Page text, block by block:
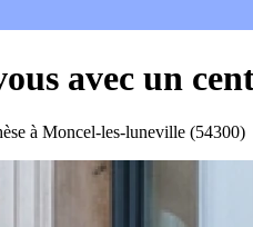
avec un
à Moncel-les-luneville (54300)